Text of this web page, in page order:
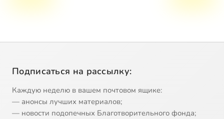
Подписаться на рассылку:
Каждую неделю в вашем почтовом ящике:
— анонсы лучших материалов;
— новости подопечных Благотворительного фонда;